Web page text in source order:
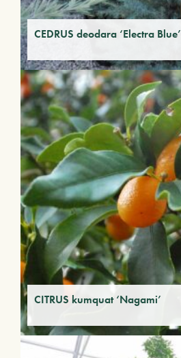
CEDRUS deodara ‘Electra Blue’
CITRUS kumquat ‘Nagami’